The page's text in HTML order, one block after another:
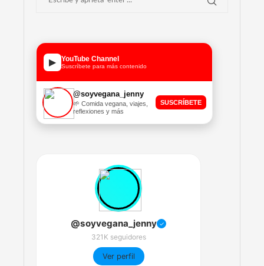
▶ YouTube Channel
Suscríbete para más contenido
@soyvegana_jenny
🌱 Comida vegana, viajes,
reflexiones y más
SUSCRÍBETE
@soyvegana_jenny ✓
321K seguidores
Ver perfil